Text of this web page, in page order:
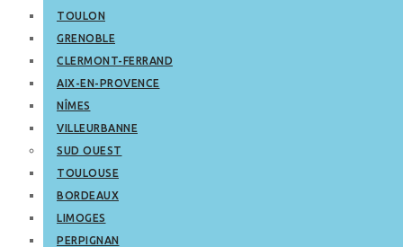
TOULON
GRENOBLE
CLERMONT-FERRAND
AIX-EN-PROVENCE
NÎMES
VILLEURBANNE
SUD OUEST
TOULOUSE
BORDEAUX
LIMOGES
PERPIGNAN